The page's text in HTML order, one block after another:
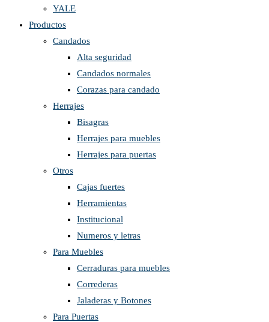
YALE
Productos
Candados
Alta seguridad
Candados normales
Corazas para candado
Herrajes
Bisagras
Herrajes para muebles
Herrajes para puertas
Otros
Cajas fuertes
Herramientas
Institucional
Numeros y letras
Para Muebles
Cerraduras para muebles
Correderas
Jaladeras y Botones
Para Puertas